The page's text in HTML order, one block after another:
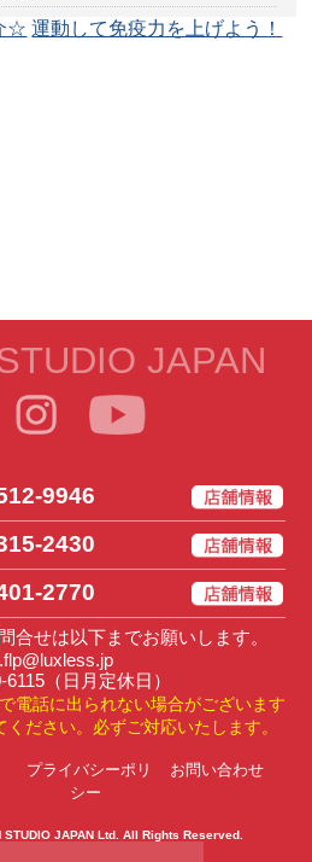
☆ 運動して免疫力を上げよう！
JAPAN
9946
2430
2770
合せは以下までお願いします。
6115（日月定休日）
電話に出られない場合がございます
ださい。必ずご対応いたします。
プライバシーポリ
シー
お問い合わせ
STUDIO JAPAN Ltd. All Rights Reserved.